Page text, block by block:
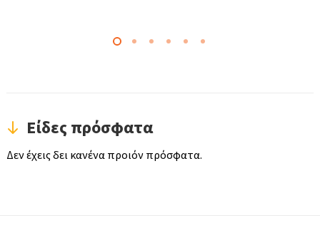
Είδες πρόσφατα
Δεν έχεις δει κανένα προιόν πρόσφατα.